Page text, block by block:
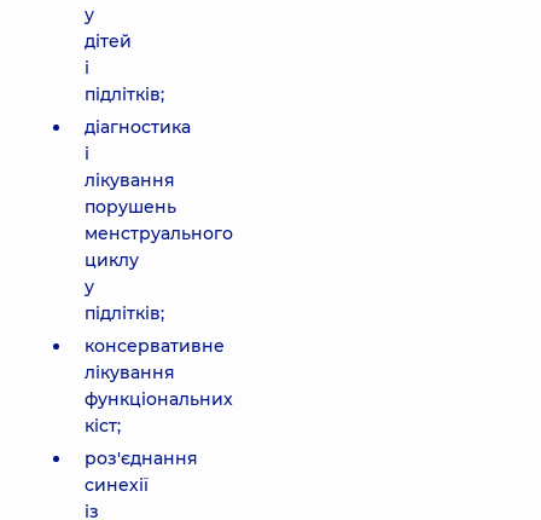
у
дітей
і
підлітків;
діагностика
і
лікування
порушень
менструального
циклу
у
підлітків;
консервативне
лікування
функціональних
кіст;
роз'єднання
синехії
із